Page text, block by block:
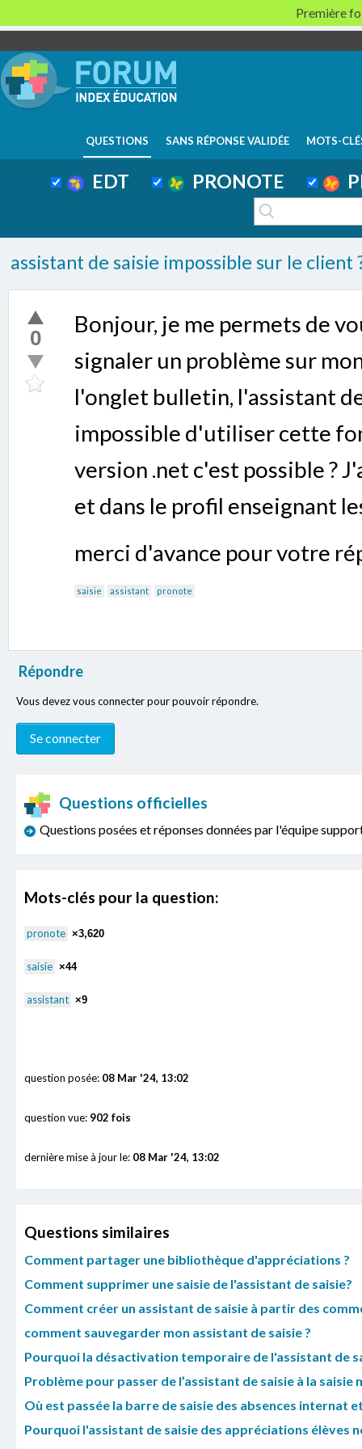
QUESTIONS SANS RÉPONSE VALIDÉE MOTS-
EDT PRONOTE
assistant de saisie impossible sur le client
0
Bonjour, je me permets de
signaler un problème sur
l'onglet bulletin, l'assistant
impossible d'utiliser cette
version .net c'est possible ?
et dans le profil enseignant
merci d'avance pour votre
saisie assistant pronote
Répondre
Vous devez vous connecter pour pouvoir répondre.
Questions officielles
Questions posées et réponses données par l'équipe
Mots-clés pour la question:
pronote ×3,620
saisie ×44
assistant ×9
question posée: 08 Mar '24, 13:02
question vue: 902 fois
dernière mise à jour le: 08 Mar '24, 13:02
Questions similaires
Comment partager une bibliothèque d'appréciations ?
Comment supprimer une saisie de l'assistant de saisie?
Comment créer un assistant de saisie à partir des
comment sauvegarder mon assistant de saisie ?
Pourquoi la désactivation temporaire de l'assistant de
Problème pour passer de l’assistant de saisie à la saisie
Où est passée la barre de saisie des absences internat
Pourquoi l'assistant de saisie des appréciations élèves
Première